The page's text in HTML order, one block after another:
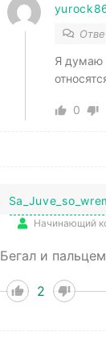
Я думаю
0
Начинающий
Бегал и
2